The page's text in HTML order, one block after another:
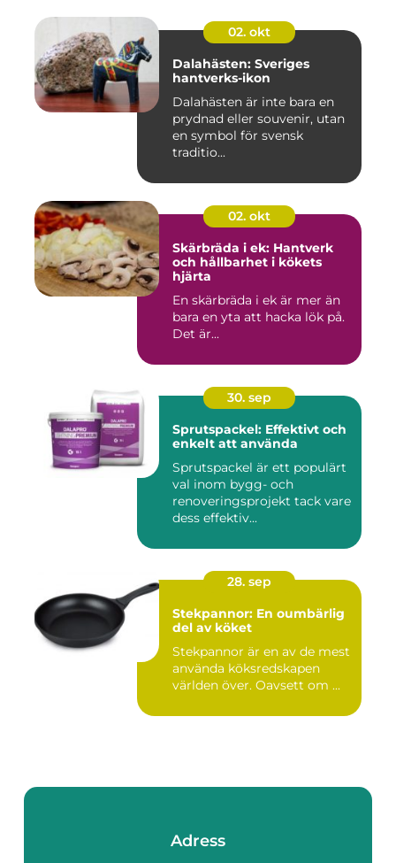
02. okt
Dalahästen: Sveriges
hantverks-ikon
Dalahästen är inte bara en
prydnad eller souvenir, utan
en symbol för svensk
traditio...
02. okt
Skärbräda i ek: Hantverk
och hållbarhet i kökets
hjärta
En skärbräda i ek är mer än
bara en yta att hacka lök på.
Det är...
30. sep
Sprutspackel: Effektivt och
enkelt att använda
Sprutspackel är ett populärt
val inom bygg- och
renoveringsprojekt tack vare
dess effektiv...
28. sep
Stekpannor: En oumbärlig
del av köket
Stekpannor är en av de mest
använda köksredskapen
världen över. Oavsett om ...
Adress